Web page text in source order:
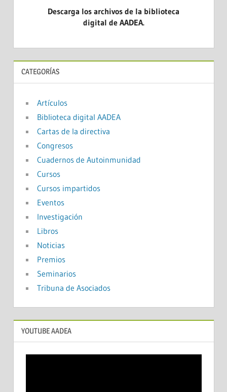
Descarga los archivos de la biblioteca
digital de AADEA.
CATEGORÍAS
Artículos
Biblioteca digital AADEA
Cartas de la directiva
Congresos
Cuadernos de Autoinmunidad
Cursos
Cursos impartidos
Eventos
Investigación
Libros
Noticias
Premios
Seminarios
Tribuna de Asociados
YOUTUBE AADEA